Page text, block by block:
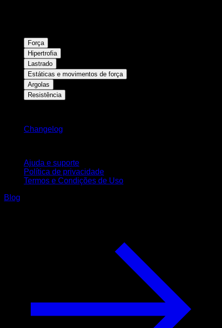
Força
Hipertrofia
Lastrado
Estáticas e movimentos de força
Argolas
Resistência
Changelog
Ajuda e suporte
Política de privacidade
Termos e Condições de Uso
Blog